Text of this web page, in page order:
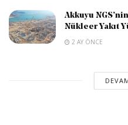
Akkuyu
Nükleer Yakıt
2 AY ÖNCE